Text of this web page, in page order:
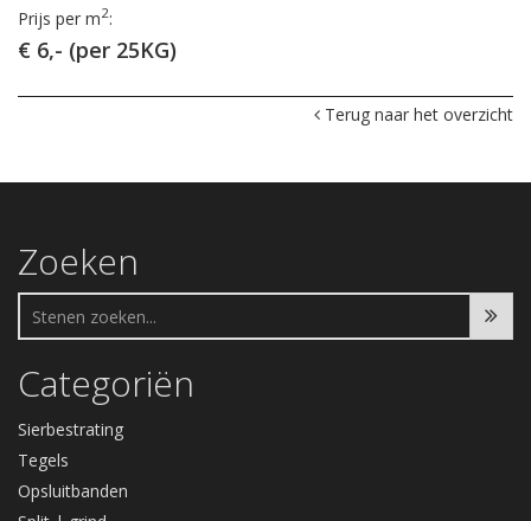
Prijs per m2:
€ 6,- (per 25KG)
Terug naar het overzicht
Zoeken
Categoriën
Sierbestrating
Tegels
Opsluitbanden